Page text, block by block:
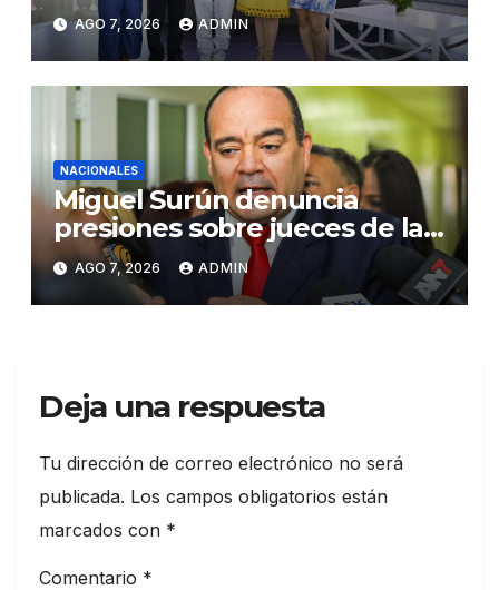
Congreso de Artesanos de
Santiago
AGO 7, 2026 ADMIN
NACIONALES
Miguel Surún denuncia
presiones sobre jueces de la
Suprema Corte de Justicia
AGO 7, 2026 ADMIN
Deja una respuesta
Tu dirección de correo electrónico no será
publicada. Los campos obligatorios están
marcados con *
Comentario *